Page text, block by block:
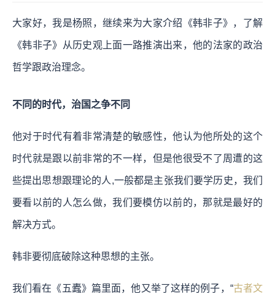
大家好，我是杨照，继续来为大家介绍《韩非子》，了解
《韩非子》从历史观上面一路推演出来，他的法家的政治
哲学跟政治理念。
不同的时代，治国之争不同
他对于时代有着非常清楚的敏感性，他认为他所处的这个
时代就是跟以前非常的不一样，但是他很受不了周遭的这
些提出思想跟理论的人,一般都是主张我们要学历史，我们
要看以前的人怎么做，我们要模仿以前的，那就是最好的
解决方式。
韩非要彻底破除这种思想的主张。
我们看在《五蠹》篇里面，他又举了这样的例子，“古者文